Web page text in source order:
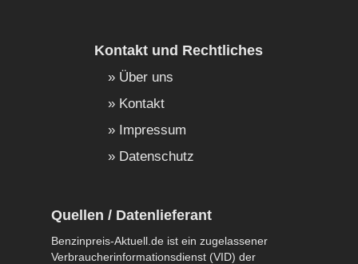
Kontakt und Rechtliches
Über uns
Kontakt
Impressum
Datenschutz
Quellen / Datenlieferant
Benzinpreis-Aktuell.de ist ein zugelassener
Verbraucherinformationsdienst (VID) der